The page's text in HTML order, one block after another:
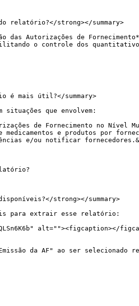
relatório?</strong></summary>
das Autorizações de
o controle dos
é mais útil?</summary>
que envolvem:
de Fornecimento no Nível
e produtos por
e/ou notificar
strong></summary>
para extrair esse relatório:
alt=""><figcaption></
Emissão da AF" ao ser